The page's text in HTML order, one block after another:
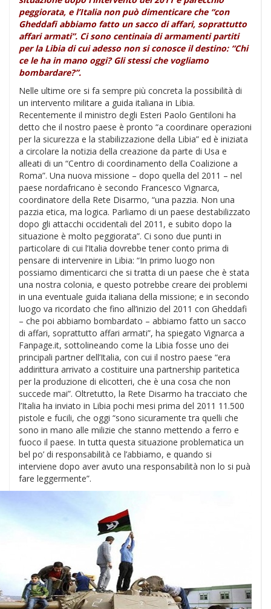
peggiorata, e l’Italia non può dimenticare che “con
Gheddafi abbiamo fatto un sacco di affari, soprattutto
affari armati”. Ci sono centinaia di armamenti partiti
per la Libia di cui adesso non si conosce il destino: “Chi
ce le ha in mano oggi? Gli stessi che vogliamo
bombardare?”.
Nelle ultime ore si fa sempre più concreta la possibilità di
un intervento militare a guida italiana in Libia.
Recentemente il ministro degli Esteri Paolo Gentiloni ha
detto che il nostro paese è pronto “a coordinare operazioni
per la sicurezza e la stabilizzazione della Libia” ed è iniziata
a circolare la notizia della creazione da parte di Usa e
alleati di un “Centro di coordinamento della Coalizione a
Roma”. Una nuova missione – dopo quella del 2011 – nel
paese nordafricano è secondo Francesco Vignarca,
coordinatore della Rete Disarmo, “una pazzia. Non una
pazzia etica, ma logica. Parliamo di un paese destabilizzato
dopo gli attacchi occidentali del 2011, e subito dopo la
situazione è molto peggiorata”. Ci sono due punti in
particolare di cui l’Italia dovrebbe tener conto prima di
pensare di intervenire in Libia: “In primo luogo non
possiamo dimenticarci che si tratta di un paese che è stata
una nostra colonia, e questo potrebbe creare dei problemi
in una eventuale guida italiana della missione; e in secondo
luogo va ricordato che fino all’inizio del 2011 con Gheddafi
– che poi abbiamo bombardato – abbiamo fatto un sacco
di affari, soprattutto affari armati”, ha spiegato Vignarca a
Fanpage.it, sottolineando come la Libia fosse uno dei
principali partner dell’Italia, con cui il nostro paese “era
addirittura arrivato a costituire una partnership paritetica
per la produzione di elicotteri, che è una cosa che non
succede mai”. Oltretutto, la Rete Disarmo ha tracciato che
l’Italia ha inviato in Libia pochi mesi prima del 2011 11.500
pistole e fucili, che oggi “sono sicuramente tra quelli che
sono in mano alle milizie che stanno mettendo a ferro e
fuoco il paese. In tutta questa situazione problematica un
bel po’ di responsabilità ce l’abbiamo, e quando si
interviene dopo aver avuto una responsabilità non lo si puà
fare leggermente”.